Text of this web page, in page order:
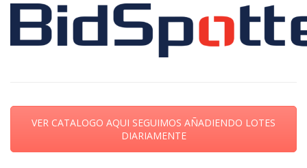
VER CATALOGO AQUI SEGUIMOS AÑADIENDO LOTES
DIARIAMENTE